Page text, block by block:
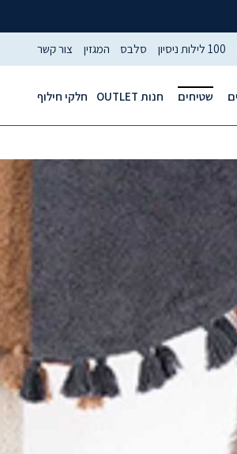
100 לילות ניסיון סלבס המגזין צור קשר
שטיחים חנות OUTLET חלקי חילוף